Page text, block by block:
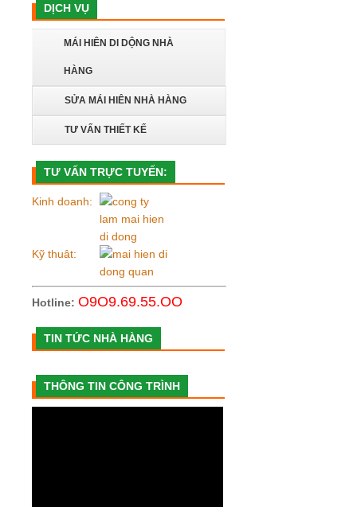
DỊCH VỤ
MÁI HIÊN DI DỘNG NHÀ
HÀNG
SỬA MÁI HIÊN NHÀ HÀNG
TƯ VẤN THIẾT KẾ
TƯ VẤN TRỰC TUYẾN:
Kinh doanh:
Kỹ thuât:
Hotline: O9O9.69.55.OO
TIN TỨC NHÀ HÀNG
THÔNG TIN CÔNG TRÌNH